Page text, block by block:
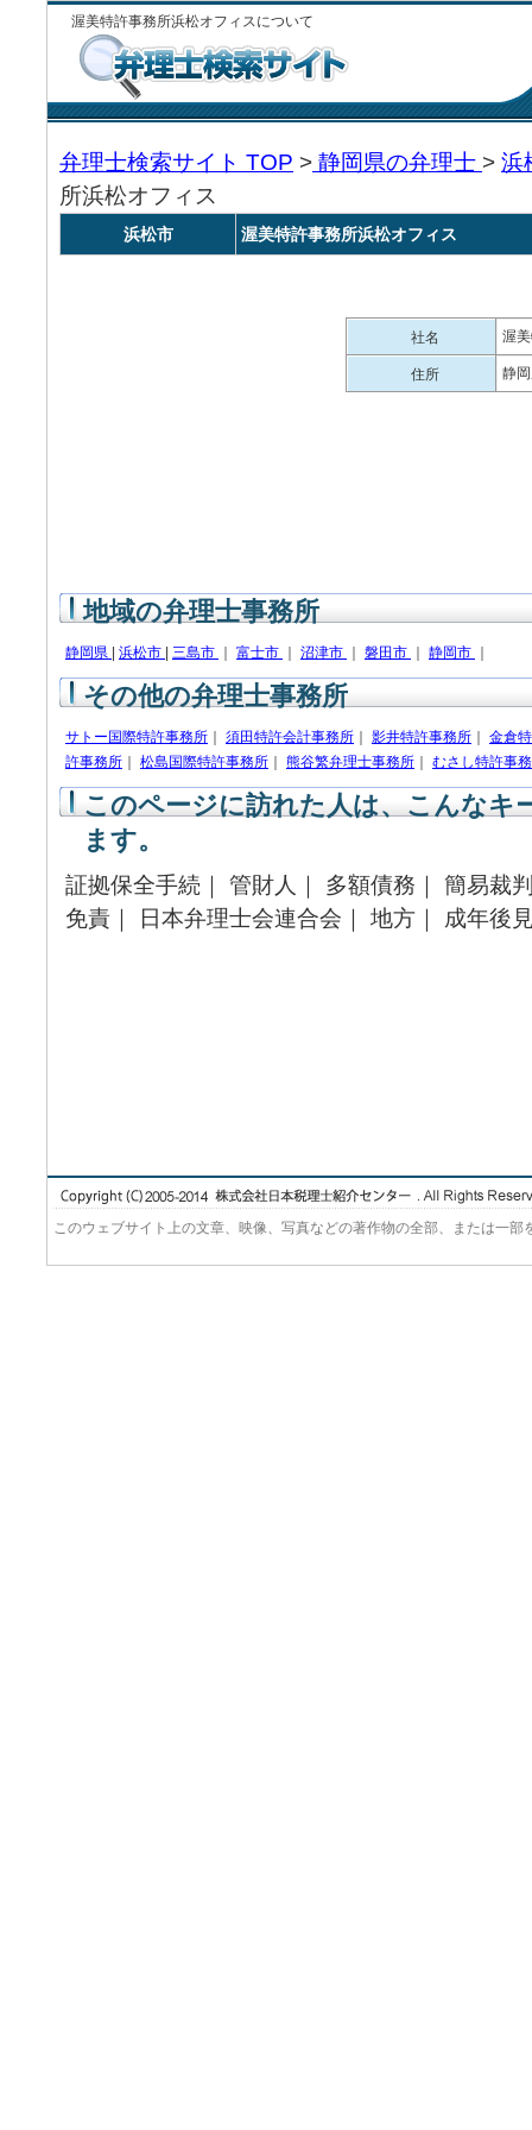
渥美特許事務所浜松オフィスについて
弁理士検索サイト TOP > 静岡県の弁理士 > 浜
所浜松オフィス
浜松市 渥美特許事務所浜松オフィス
社名 渥
住所 静
地域の弁理士事務所
静岡県 浜松市 三島市 富士市 沼津市 磐田市 静岡市
その他の弁理士事務所
サトー国際特許事務所 須田特許会計事務所 影井特許事務所
金倉
許事務所
松島国際特許事務所 熊谷繁弁理士事務所 むさし特許事
このページに訪れた人は、こんなキ
ます。
証拠保全手続｜ 管財人｜ 多額債務｜ 簡易裁
免責｜ 日本弁理士会連合会｜ 地方｜ 成年後
このウェブサイト上の文章、映像、写真などの著作物の全部、または一